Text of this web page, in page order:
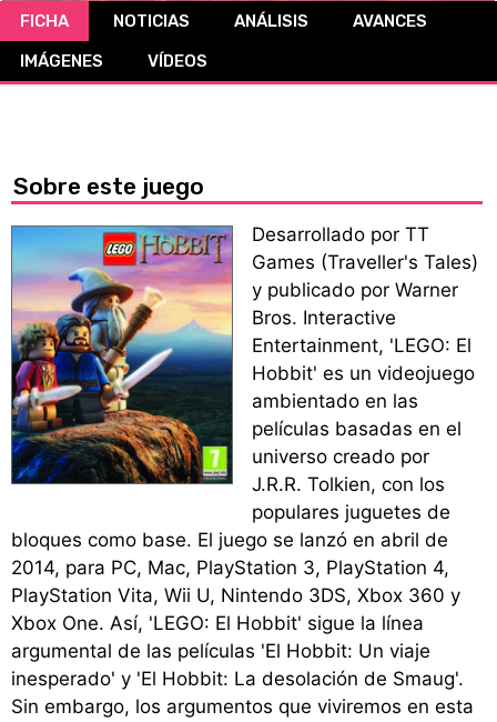
CÓMICS
FICHA NOTICIAS ANÁLISIS
AVANCES
IMÁGENES
VÍDEOS
Sobre este juego
Desarrollado por TT
Games (Traveller's Tales)
y publicado por Warner
Bros. Interactive
Entertainment, 'LEGO: El
Hobbit' es un videojuego
ambientado en las
películas basadas en el
universo creado por
J.R.R. Tolkien, con los
populares juguetes de
bloques como base. El juego se lanzó en abril de
2014, para PC, Mac, PlayStation 3, PlayStation 4,
PlayStation Vita, Wii U, Nintendo 3DS, Xbox 360 y
Xbox One. Así, 'LEGO: El Hobbit' sigue la línea
argumental de las películas 'El Hobbit: Un viaje
inesperado' y 'El Hobbit: La desolación de Smaug'.
Sin embargo, los argumentos que viviremos en esta